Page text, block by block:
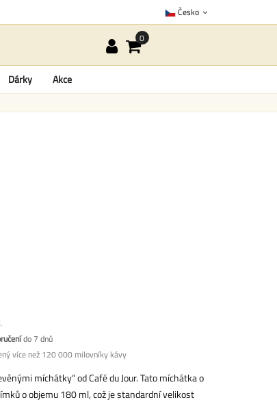
Česko
Dárky Akce
do 7 dnů
více než 120 000 milovníky kávy
míchátky“ od Café du Jour. Tato míchátka o
o objemu 180 ml, což je standardní velikost